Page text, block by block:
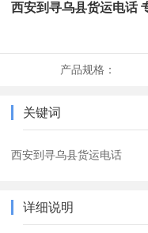
西安到寻乌县货运电话
产品规格：
关键词
西安到寻乌县货运电话
详细说明